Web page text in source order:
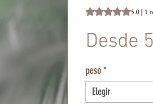
Según 1 reseña,
5.0 | 1
Desde
peso*
Elegir